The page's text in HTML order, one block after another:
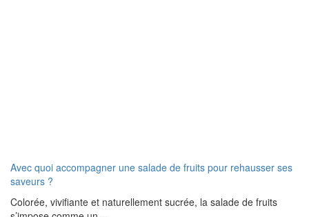
Avec quoi accompagner une salade de fruits pour rehausser ses
saveurs ?
Colorée, vivifiante et naturellement sucrée, la salade de fruits